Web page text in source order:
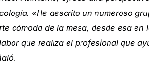
«He descrito un numeroso
cómoda de la mesa, desde esa en
que realiza el profesional que